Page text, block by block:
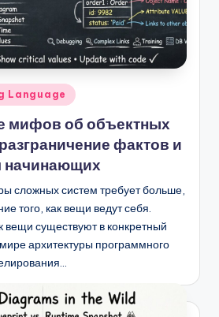
Language
мифов об объектных
фактов и
сложных систем требует больше,
того, как вещи ведут себя.
вещи существуют в конкретный
архитектуры программного